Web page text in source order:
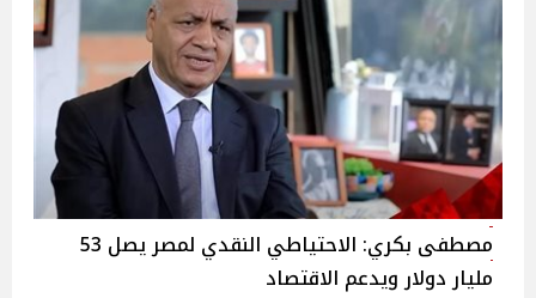
مصطفى بكري: الاحتياطي النقدي لمصر يصل 53
مليار دولار ويدعم الاقتصاد